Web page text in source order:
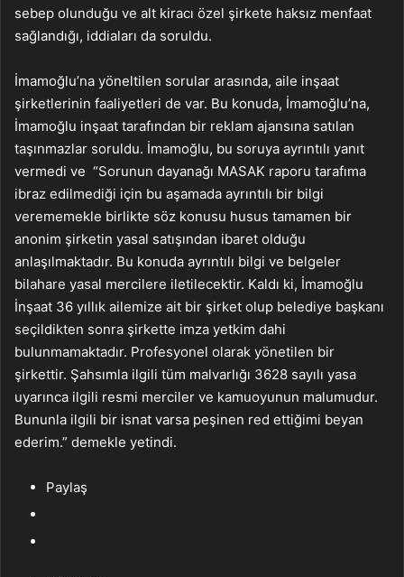
sebep olunduğu ve alt kiracı özel şirkete haksız menfaat
sağlandığı, iddiaları da soruldu.
İmamoğlu’na yöneltilen sorular arasında, aile inşaat
şirketlerinin faaliyetleri de var. Bu konuda, İmamoğlu’na,
İmamoğlu inşaat tarafından bir reklam ajansına satılan
taşınmazlar soruldu. İmamoğlu, bu soruya ayrıntılı yanıt
vermedi ve “Sorunun dayanağı MASAK raporu tarafıma
ibraz edilmediği için bu aşamada ayrıntılı bir bilgi
verememekle birlikte söz konusu husus tamamen bir
anonim şirketin yasal satışından ibaret olduğu
anlaşılmaktadır. Bu konuda ayrıntılı bilgi ve belgeler
bilahare yasal mercilere iletilecektir. Kaldı ki, İmamoğlu
İnşaat 36 yıllık ailemize ait bir şirket olup belediye başkanı
seçildikten sonra şirkette imza yetkim dahi
bulunmamaktadır. Profesyonel olarak yönetilen bir
şirkettir. Şahsımla ilgili tüm malvarlığı 3628 sayılı yasa
uyarınca ilgili resmi merciler ve kamuoyunun malumudur.
Bununla ilgili bir isnat varsa peşinen red ettiğimi beyan
ederim.” demekle yetindi.
Paylaş